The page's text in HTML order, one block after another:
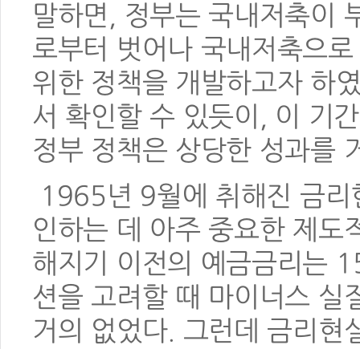
말하면, 정부는 국내저축이
로부터 벗어나 국내저축으
위한 정책을 개발하고자 하
서 확인할 수 있듯이, 이 기
정부 정책은 상당한 성과를
1965년 9월에 취해진 금리
인하는 데 아주 중요한 제도
해지기 이전의 예금금리는
션을 고려할 때 마이너스 실
거의 없었다. 그런데 금리